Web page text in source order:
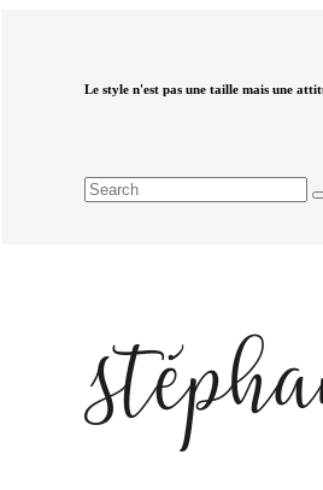
Le style n'est pas une taille mais une